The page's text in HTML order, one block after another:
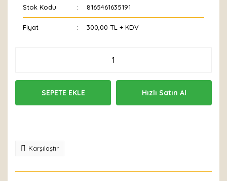
Stok Kodu 8165461635191
Fiyat 300,00 TL + KDV
SEPETE EKLE Hızlı Satın Al
Karşılaştır